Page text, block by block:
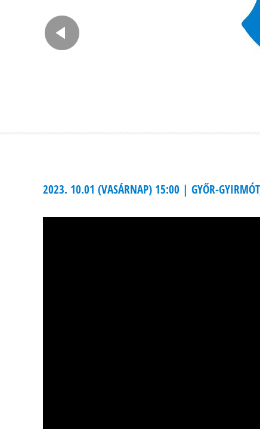
2023. 10.01 (VASÁRNAP) 15:00 | GYŐR-